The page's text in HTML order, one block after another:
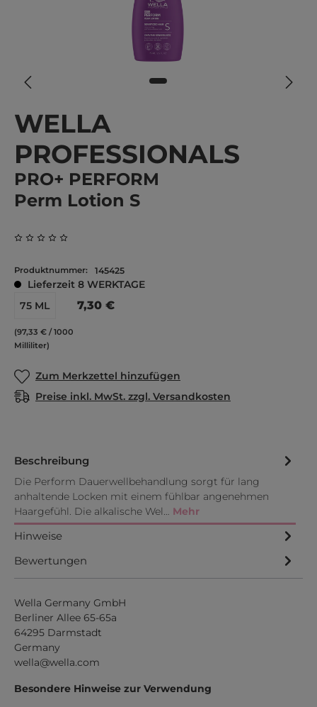
WELLA
PROFESSIONALS
PRO+ PERFORM
Perm Lotion S
Produktnummer: 145425
Lieferzeit 8 WERKTAGE
75 ML
(97,33 € / 1000
Milliliter)
7,30 €
Zum Merkzettel hinzufügen
Preise inkl. MwSt. zzgl. Versandkosten
Beschreibung
Die Perform Dauerwellbehandlung sorgt für lang
anhaltende Locken mit einem fühlbar angenehmen
Haargefühl. Die alkalische Wel… Mehr
Hinweise
Bewertungen
Wella Germany GmbH
Berliner Allee 65-65a
64295 Darmstadt
Germany
wella@wella.com
Besondere Hinweise zur Verwendung